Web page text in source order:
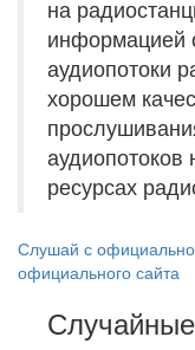
на
информацией
аудиопотоки
хорошем
ресурсах
Слушай с
официального сайта